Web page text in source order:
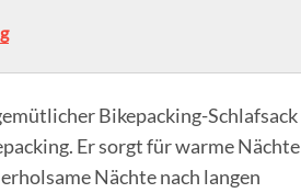
Bikepacking-Schlafsack
Er sorgt für warme Nächte
Nächte nach langen